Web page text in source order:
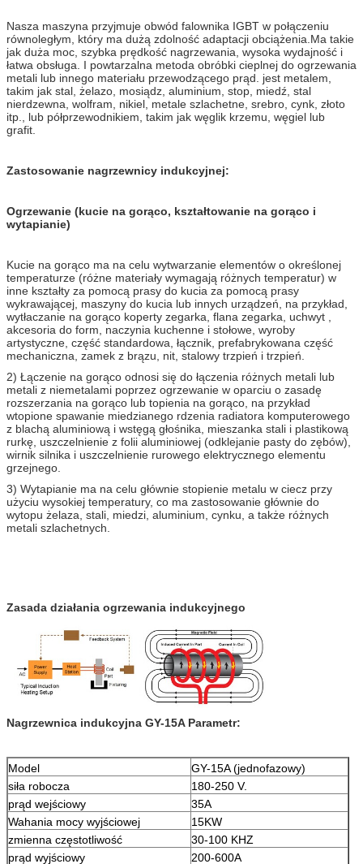
Nasza maszyna przyjmuje obwód falownika IGBT w połączeniu
równoległym, który ma dużą zdolność adaptacji obciążenia.Ma takie
jak duża moc, szybka prędkość nagrzewania, wysoka wydajność i
łatwa obsługa. I powtarzalna metoda obróbki cieplnej do ogrzewania
metali lub innego materiału przewodzącego prąd. jest metalem,
takim jak stal, żelazo, mosiądz, aluminium, stop, miedź, stal
nierdzewna, wolfram, nikiel, metale szlachetne, srebro, cynk, złoto
itp., lub półprzewodnikiem, takim jak węglik krzemu, węgiel lub
grafit.
Zastosowanie nagrzewnicy indukcyjnej:
Ogrzewanie (kucie na gorąco, kształtowanie na gorąco i
wytapianie)
Kucie na gorąco ma na celu wytwarzanie elementów o określonej
temperaturze (różne materiały wymagają różnych temperatur) w
inne kształty za pomocą prasy do kucia za pomocą prasy
wykrawającej, maszyny do kucia lub innych urządzeń, na przykład,
wytłaczanie na gorąco koperty zegarka, flana zegarka, uchwyt ,
akcesoria do form, naczynia kuchenne i stołowe, wyroby
artystyczne, część standardowa, łącznik, prefabrykowana część
mechaniczna, zamek z brązu, nit, stalowy trzpień i trzpień.
2) Łączenie na gorąco odnosi się do łączenia różnych metali lub
metali z niemetalami poprzez ogrzewanie w oparciu o zasadę
rozszerzania na gorąco lub topienia na gorąco, na przykład
wtopione spawanie miedzianego rdzenia radiatora komputerowego
z blachą aluminiową i wstęgą głośnika, mieszanka stali i plastikową
rurkę, uszczelnienie z folii aluminiowej (odklejanie pasty do zębów),
wirnik silnika i uszczelnienie rurowego elektrycznego elementu
grzejnego.
3) Wytapianie ma na celu głównie stopienie metalu w ciecz przy
użyciu wysokiej temperatury, co ma zastosowanie głównie do
wytopu żelaza, stali, miedzi, aluminium, cynku, a także różnych
metali szlachetnych.
Zasada działania ogrzewania indukcyjnego
Nagrzewnica indukcyjna GY-15A Parametr:
Model
GY-15A (jednofazowy)
siła robocza
180-250 V.
prąd wejściowy
35A
Wahania mocy wyjściowej
15KW
zmienna częstotliwość
30-100 KHZ
prąd wyjściowy
200-600A